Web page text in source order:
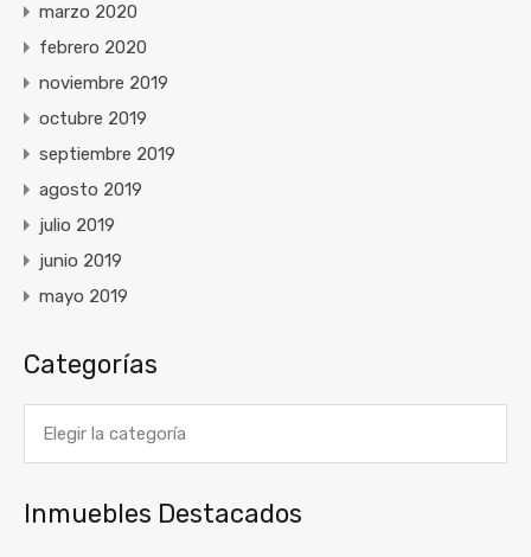
marzo 2020
febrero 2020
noviembre 2019
octubre 2019
septiembre 2019
agosto 2019
julio 2019
junio 2019
mayo 2019
Categorías
Inmuebles Destacados